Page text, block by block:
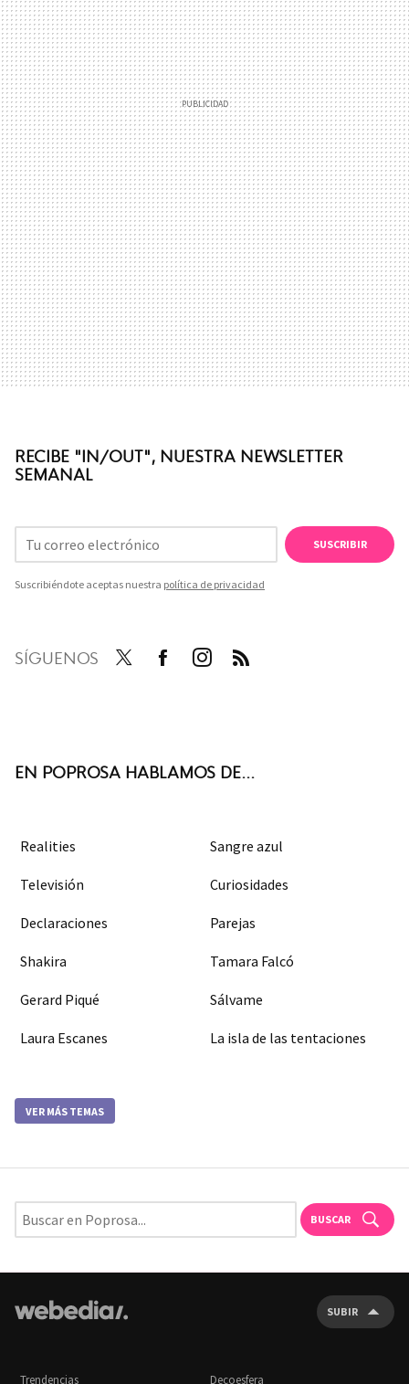
RECIBE "IN/OUT", NUESTRA NEWSLETTER
SEMANAL
SUSCRIBIR
Suscribiéndote aceptas nuestra política de privacidad
SÍGUENOS
EN POPROSA HABLAMOS DE...
Realities Sangre azul
Televisión Curiosidades
Declaraciones Parejas
Shakira Tamara Falcó
Gerard Piqué Sálvame
Laura Escanes La isla de las tentaciones
VER MÁS TEMAS
BUSCAR
SUBIR
Trendencias Decoesfera